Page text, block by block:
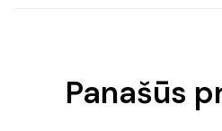
Panašūs